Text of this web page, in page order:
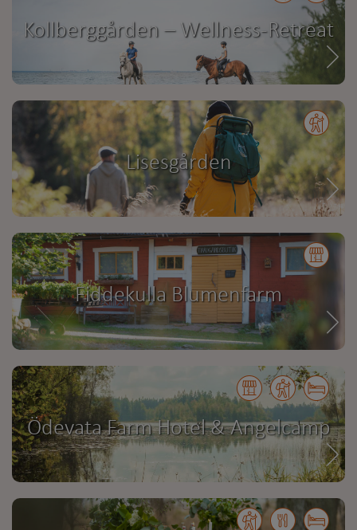
Kollberggården – Wellness-Retreat
Lisesgården
Fiddekulla Blumenfarm
Ödevata Farm Hotel & Angelcamp